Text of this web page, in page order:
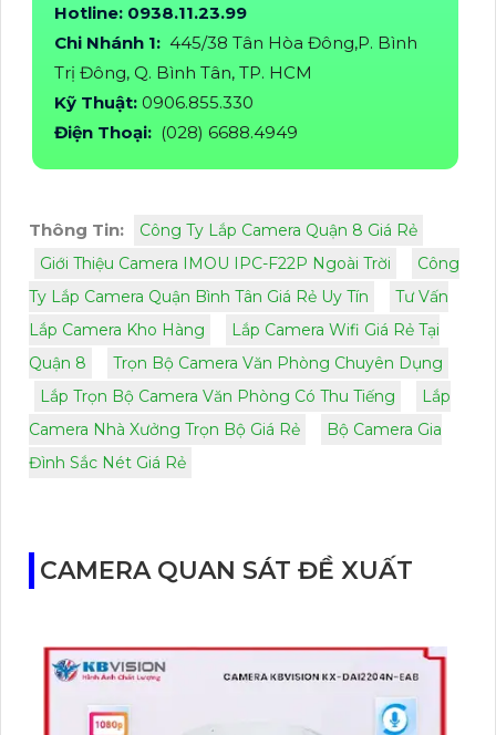
Hotline: 0938.11.23.99
Chi Nhánh 1: 445/38 Tân Hòa Đông,P. Bình
Trị Đông, Q. Bình Tân, TP. HCM
Kỹ Thuật: 0906.855.330
Điện Thoại: (028) 6688.4949
Thông Tin:
Công Ty Lắp Camera Quận 8 Giá Rẻ
Giới Thiệu Camera IMOU IPC-F22P Ngoài Trời
Công
Ty Lắp Camera Quận Bình Tân Giá Rẻ Uy Tín
Tư Vấn
Lắp Camera Kho Hàng
Lắp Camera Wifi Giá Rẻ Tại
Quận 8
Trọn Bộ Camera Văn Phòng Chuyên Dụng
Lắp Trọn Bộ Camera Văn Phòng Có Thu Tiếng
Lắp
Camera Nhà Xưởng Trọn Bộ Giá Rẻ
Bộ Camera Gia
Đình Sắc Nét Giá Rẻ
CAMERA QUAN SÁT ĐỀ XUẤT